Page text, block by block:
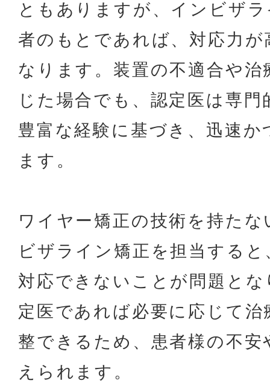
ともありますが、インビザ
者のもとであれば、対応力
なります。装置の不適合や
じた場合でも、認定医は専
豊富な経験に基づき、迅速
ます。
ワイヤー矯正の技術を持た
ビザライン矯正を担当する
対応できないことが問題と
定医であれば必要に応じて
整できるため、患者様の不
えられます。